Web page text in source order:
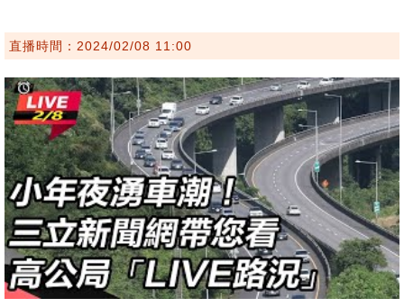
直播時間：2024/02/08 11:00